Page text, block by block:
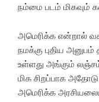
நம்மை படம் மிகவும்
அமெரிக்க என்றால்
நமக்கு புதிய
உள்ளது அங்கும்
மிக சிறப்பாக
அமெரிக்க